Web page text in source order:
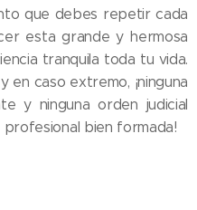
que debes repetir cada
esta grande y hermosa
tranquila toda tu vida.
en caso extremo, ¡ninguna
y ninguna orden judicial
bien formada!